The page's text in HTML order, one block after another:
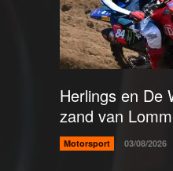
Herlings en De
zand van
Motorsport 03/08/2026